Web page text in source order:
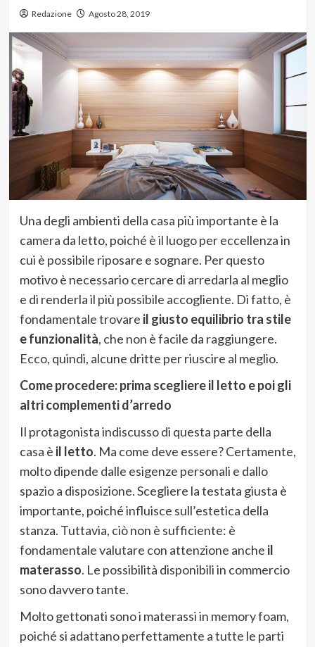
Redazione Agosto 28, 2019
Una degli ambienti della casa più importante è la
camera da letto, poiché è il luogo per eccellenza in
cui è possibile riposare e sognare. Per questo
motivo è necessario cercare di arredarla al meglio
e di renderla il più possibile accogliente. Di fatto, è
fondamentale trovare il giusto equilibrio tra stile
e funzionalità, che non è facile da raggiungere.
Ecco, quindi, alcune dritte per riuscire al meglio.
Come procedere: prima scegliere il letto e poi gli
altri complementi d’arredo
Il protagonista indiscusso di questa parte della
casa è il letto. Ma come deve essere? Certamente,
molto dipende dalle esigenze personali e dallo
spazio a disposizione. Scegliere la testata giusta è
importante, poiché influisce sull’estetica della
stanza. Tuttavia, ciò non è sufficiente: è
fondamentale valutare con attenzione anche il
materasso. Le possibilità disponibili in commercio
sono davvero tante.
Molto gettonati sono i materassi in memory foam,
poiché si adattano perfettamente a tutte le parti